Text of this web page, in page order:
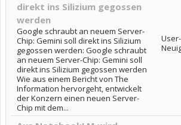
direkt ins Silizium gegossen
werden
Google schraubt an neuem Server-
Chip: Gemini soll direkt ins Silizium
gegossen werden: Google schraubt
an neuem Server-Chip: Gemini soll
direkt ins Silizium gegossen werden
Wie aus einem Bericht von The
Information hervorgeht, entwickelt
der Konzern einen neuen Server-
Chip mit dem...
User-